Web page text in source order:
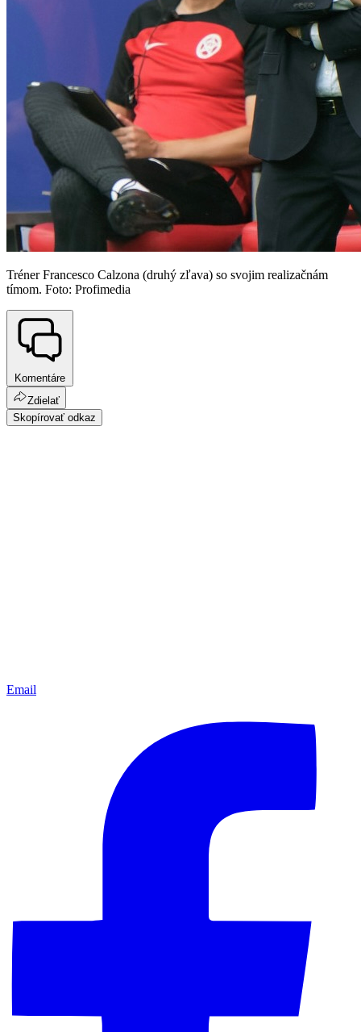
Tréner Francesco Calzona (druhý zľava) so svojim realizačnám
tímom. Foto: Profimedia
Komentáre
Zdielať
Skopírovať odkaz
Email